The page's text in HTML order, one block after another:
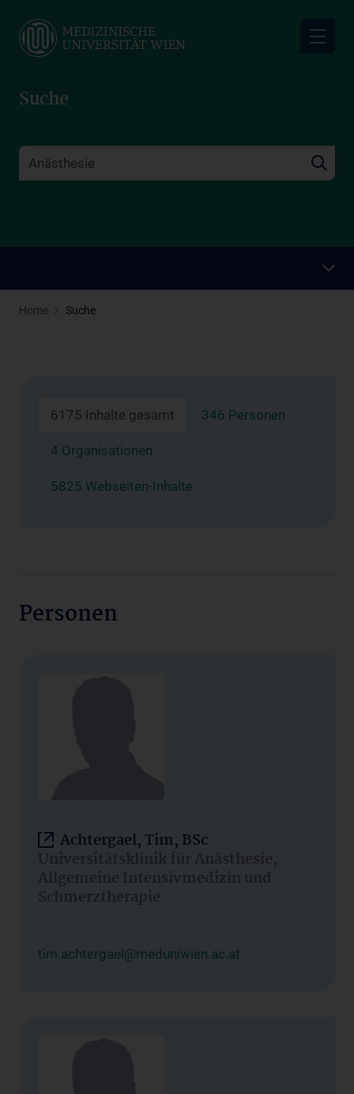
main
Suche
Home Suche
6175 Inhalte gesamt 346 Personen
4 Organisationen
5825 Webseiten-Inhalte
Personen
Achtergael, Tim, BSc
Universitätsklinik für Anästhesie,
Allgemeine Intensivmedizin und
Schmerztherapie
tim.achtergael@meduniwien.ac.at